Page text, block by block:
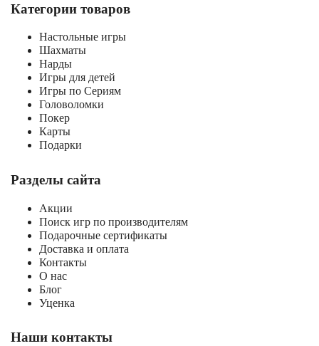
Категории товаров
Настольные игры
Шахматы
Нарды
Игры для детей
Игры по Сериям
Головоломки
Покер
Карты
Подарки
Разделы сайта
Акции
Поиск игр по производителям
Подарочные сертификаты
Доставка и оплата
Контакты
О нас
Блог
Уценка
Наши контакты